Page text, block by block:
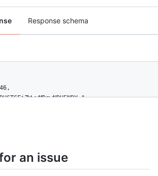
Response schema
an issue